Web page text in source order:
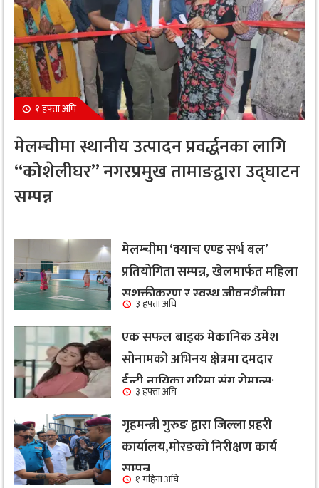
१ हफ्ता अघि
मेलम्चीमा स्थानीय उत्पादन प्रवर्द्धनका लागि
“कोशेलीघर” नगरप्रमुख तामाङद्वारा उद्घाटन
सम्पन्न
मेलम्चीमा ‘क्याच एण्ड सर्भ बल’
प्रतियोगिता सम्पन्न, खेलमार्फत महिला
सशक्तीकरण र स्वस्थ जीवनशैलीमा
जोड
३ हफ्ता अघि
एक सफल बाइक मेकानिक उमेश
सोनामको अभिनय क्षेत्रमा दमदार
ईन्ट्री,नायिका गरिमा संग रोमान्स:
हेर्नुहोस भिडियो ।
३ हफ्ता अघि
गृहमन्त्री गुरुङ द्वारा जिल्ला प्रहरी
कार्यालय,मोरङको निरीक्षण कार्य
सम्पन्न१ महिना अघि